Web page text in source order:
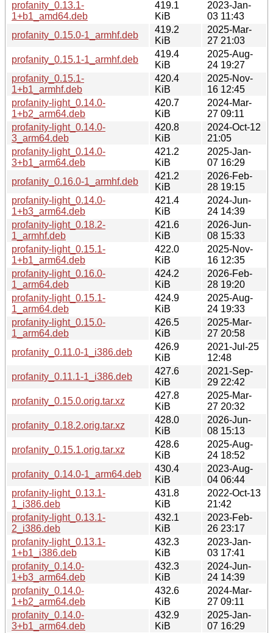
profanity_0.13.1-
1+b1_amd64.deb
419.1
KiB
2023-Jan-
03 11:43
profanity_0.15.0-1_armhf.deb
419.2
KiB
2025-Mar-
27 21:03
profanity_0.15.1-1_armhf.deb
419.4
KiB
2025-Aug-
24 19:27
profanity_0.15.1-
1+b1_armhf.deb
420.4
KiB
2025-Nov-
16 12:45
profanity-light_0.14.0-
1+b2_arm64.deb
420.7
KiB
2024-Mar-
27 09:11
profanity-light_0.14.0-
3_arm64.deb
420.8
KiB
2024-Oct-12
21:05
profanity-light_0.14.0-
3+b1_arm64.deb
421.2
KiB
2025-Jan-
07 16:29
profanity_0.16.0-1_armhf.deb
421.2
KiB
2026-Feb-
28 19:15
profanity-light_0.14.0-
1+b3_arm64.deb
421.4
KiB
2024-Jun-
24 14:39
profanity-light_0.18.2-
1_armhf.deb
421.6
KiB
2026-Jun-
08 15:33
profanity-light_0.15.1-
1+b1_arm64.deb
422.0
KiB
2025-Nov-
16 12:35
profanity-light_0.16.0-
1_arm64.deb
424.2
KiB
2026-Feb-
28 19:20
profanity-light_0.15.1-
1_arm64.deb
424.9
KiB
2025-Aug-
24 19:33
profanity-light_0.15.0-
1_arm64.deb
426.5
KiB
2025-Mar-
27 20:58
profanity_0.11.0-1_i386.deb
426.9
KiB
2021-Jul-25
12:48
profanity_0.11.1-1_i386.deb
427.6
KiB
2021-Sep-
29 22:42
profanity_0.15.0.orig.tar.xz
427.8
KiB
2025-Mar-
27 20:32
profanity_0.18.2.orig.tar.xz
428.0
KiB
2026-Jun-
08 15:13
profanity_0.15.1.orig.tar.xz
428.6
KiB
2025-Aug-
24 18:52
profanity_0.14.0-1_arm64.deb
430.4
KiB
2023-Aug-
04 06:44
profanity-light_0.13.1-
1_i386.deb
431.8
KiB
2022-Oct-13
21:42
profanity-light_0.13.1-
2_i386.deb
432.1
KiB
2023-Feb-
26 23:17
profanity-light_0.13.1-
1+b1_i386.deb
432.3
KiB
2023-Jan-
03 17:41
profanity_0.14.0-
1+b3_arm64.deb
432.3
KiB
2024-Jun-
24 14:39
profanity_0.14.0-
1+b2_arm64.deb
432.6
KiB
2024-Mar-
27 09:11
profanity_0.14.0-
3+b1_arm64.deb
432.9
KiB
2025-Jan-
07 16:29